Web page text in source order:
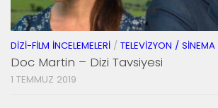
DIZI-FILM İNCELEMELERI / TELEVIZYON / SINEMA
Doc Martin – Dizi Tavsiyesi
1 TEMMUZ 2019